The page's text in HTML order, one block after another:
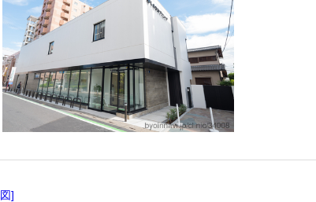
]
て納得していただいたう
えで治療を進めるように
心…